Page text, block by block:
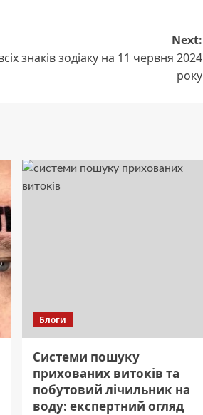
Next:
знаків зодіаку на 11 червня 2024
року
Блоги
Системи пошуку
прихованих витоків та
побутовий лічильник на
воду: експертний огляд